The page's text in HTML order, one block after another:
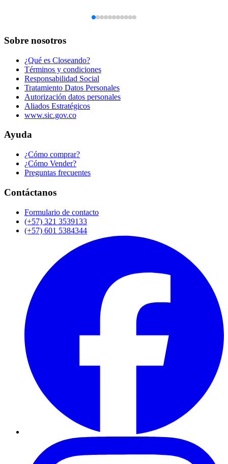
Sobre nosotros
¿Qué es Closeando?
Términos y condiciones
Responsabilidad Social
Tratamiento Datos Personales
Autorización datos personales
Aliados Estratégicos
www.sic.gov.co
Ayuda
¿Cómo comprar?
¿Cómo Vender?
Preguntas frecuentes
Contáctanos
Formulario de contacto
(+57) 321 3539133
(+57) 601 5384344